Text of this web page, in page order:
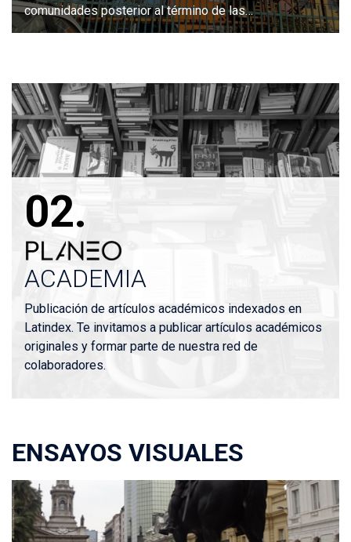
comunidades posterior al término de las
intervenciones estatales: reflexiones a partir del
02.
PLANEO
ACADEMIA
Publicación de artículos académicos indexados en
Latindex. Te invitamos a publicar artículos académicos
originales y formar parte de nuestra red de
colaboradores.
ENSAYOS VISUALES